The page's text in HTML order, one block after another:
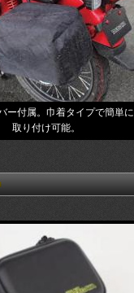
ー付属。巾着タイプで簡単に
取り付け可能。